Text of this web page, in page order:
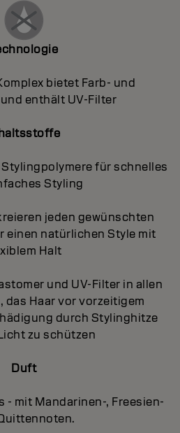
bietet Farb- und
enthält UV-Filter
für schnelles
Styling
jeden gewünschten
einen natürlichen Style mit
Halt
und UV-Filter in allen
das Haar vor vorzeitigem
durch Stylinghitze
zu schützen
Duft
- mit Mandarinen-, Freesien-